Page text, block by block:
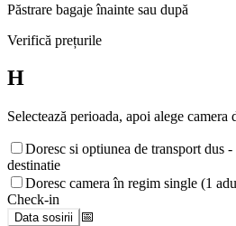
Păstrare bagaje înainte sau după
Verifică prețurile
H
Selectează perioada, apoi alege camera
Doresc si optiunea de transport dus
destinatie
Doresc camera în regim single (1
Check-in
Data sosirii
📅